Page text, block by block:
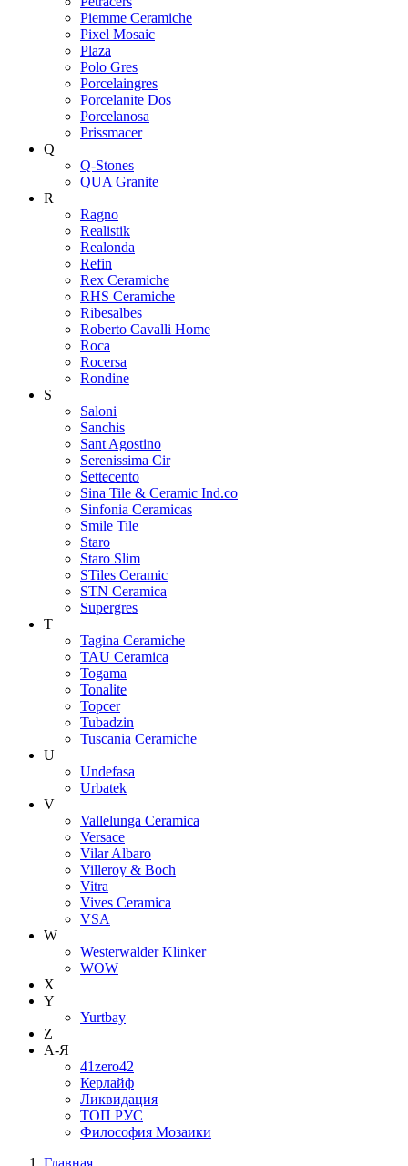
Piemme Ceramiche
Pixel Mosaic
Plaza
Polo Gres
Porcelaingres
Porcelanite Dos
Porcelanosa
Prissmacer
Q
Q-Stones
QUA Granite
R
Ragno
Realistik
Realonda
Refin
Rex Ceramiche
RHS Ceramiche
Ribesalbes
Roberto Cavalli Home
Roca
Rocersa
Rondine
S
Saloni
Sanchis
Sant Agostino
Serenissima Cir
Settecento
Sina Tile & Ceramic Ind.co
Sinfonia Ceramicas
Smile Tile
Staro
Staro Slim
STiles Ceramic
STN Ceramica
Supergres
T
Tagina Ceramiche
TAU Ceramica
Togama
Tonalite
Topcer
Tubadzin
Tuscania Ceramiche
U
Undefasa
Urbatek
V
Vallelunga Ceramica
Versace
Vilar Albaro
Villeroy & Boch
Vitra
Vives Ceramica
VSA
W
Westerwalder Klinker
WOW
X
Y
Yurtbay
Z
А-Я
41zero42
Керлайф
Ликвидация
ТОП РУС
Философия Мозаики
Главная